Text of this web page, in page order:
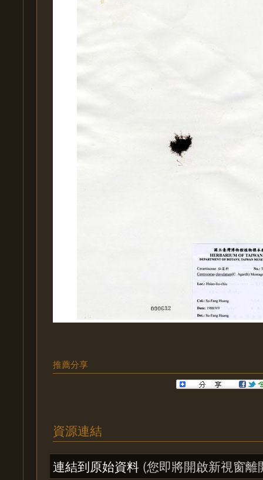
推薦分享
資源連結
連結到原始資料 (您即將開啟新視窗離